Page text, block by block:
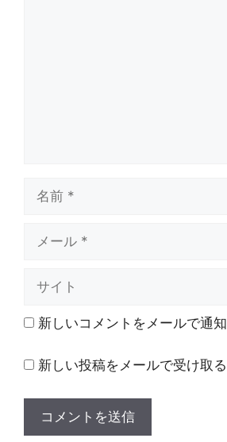
ト 新しいコメントをメールで通知
新しい投稿をメールで受け取る